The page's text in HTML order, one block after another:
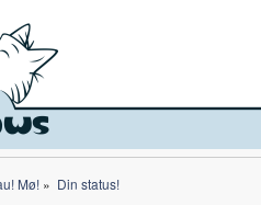
Mø!» Din status!